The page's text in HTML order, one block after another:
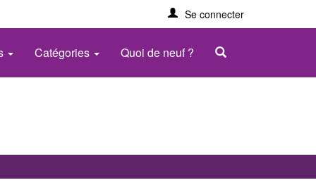
Se connecter
Catégories Quoi de neuf ?